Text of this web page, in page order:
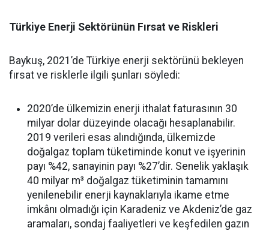
Türkiye Enerji Sektörünün Fırsat ve Riskleri
Baykuş, 2021’de Türkiye enerji sektörünü bekleyen
fırsat ve risklerle ilgili şunları söyledi:
2020’de ülkemizin enerji ithalat faturasının 30
milyar dolar düzeyinde olacağı hesaplanabilir.
2019 verileri esas alındığında, ülkemizde
doğalgaz toplam tüketiminde konut ve işyerinin
payı %42, sanayinin payı %27’dir. Senelik yaklaşık
40 milyar m³ doğalgaz tüketiminin tamamını
yenilenebilir enerji kaynaklarıyla ikame etme
imkânı olmadığı için Karadeniz ve Akdeniz’de gaz
aramaları, sondaj faaliyetleri ve keşfedilen gazın